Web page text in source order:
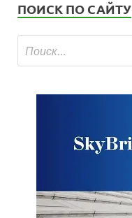
ПОИСК ПО САЙТУ